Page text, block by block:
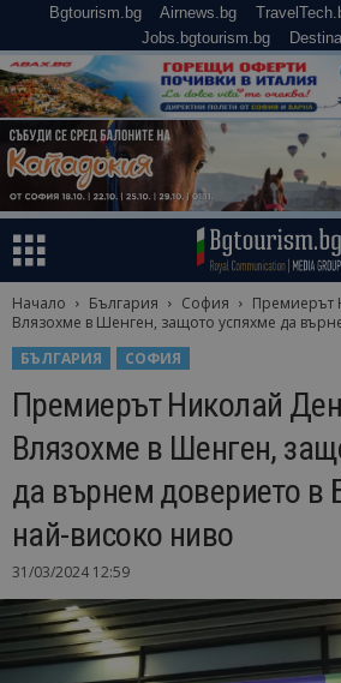
Bgtourism.bg Airnews.bg
Jobs.bgtourism.bg
Начало България София
Премиерът
Влязохме в Шенген, защото успяхме да
БЪЛГАРИЯ
СОФИЯ
Премиерът Николай
Влязохме в Шенген,
да върнем доверието в
най-високо ниво
31/03/2024 12:59